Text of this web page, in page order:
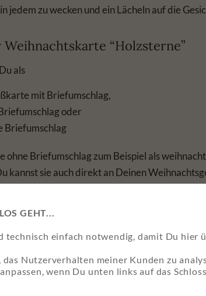
jedem zu wecken und ein Lächeln auf die
“Holzsterne”
als
mit Briefumschlag,
oder
Briefumschlag
ohne Briefumschlag zum Beispiel als
kannst sie auch direkt an Deinen
bereits inklusive. Ich versuche
Umschlages zu liefern. Sollte es einen
GEHT...
technisch einfach notwendig, damit Du hier
Nutzerverhalten meiner Kunden zu
wenn Du unten links auf das